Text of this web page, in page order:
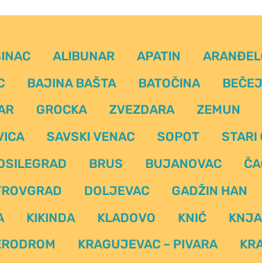
ALIBUNAR APATIN
BAJINA BAŠTA BATOČINA BEČEJ
GROCKA ZVEZDARA ZEMUN
SAVSKI VENAC SOPOT STARI
BRUS BUJANOVAC
DOLJEVAC GADŽIN HAN
KIKINDA KLADOVO KNIĆ
KRAGUJEVAC – PIVARA